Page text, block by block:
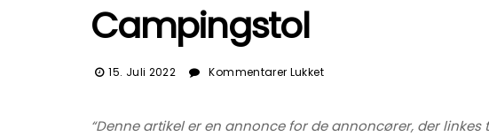
Campingstol
15. Juli 2022 Kommentarer Lukket
“Denne artikel er en annonce for de annoncører, der